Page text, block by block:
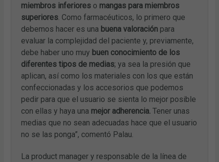
miembros inferiores o mangas para miembros
superiores . Como farmacéuticos, lo primero que
debemos hacer es una buena valoración para
evaluar la complejidad del paciente y, previamente,
debe haber uno muy buen conocimiento de los
diferentes tipos de medias; ya sea la presión que
aplican, así como los materiales con los que están
confeccionadas y los accesorios que podemos
pedir para que el usuario se sienta lo mejor posible
con ellas y haya una mejor adherencia. Tener unas
medias que no sean adecuadas hace que el usuario
no se las ponga”, comentó Palau.
La product manager y responsable de la línea de